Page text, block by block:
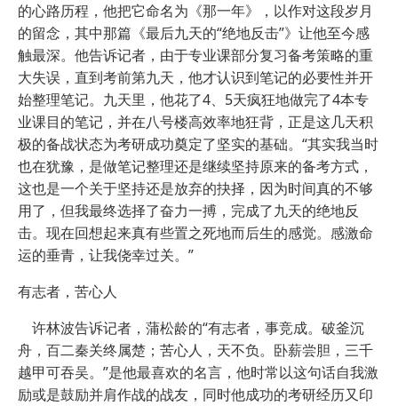
的心路历程，他把它命名为《那一年》，以作对这段岁月
的留念，其中那篇《最后九天的“绝地反击”》让他至今感
触最深。他告诉记者，由于专业课部分复习备考策略的重
大失误，直到考前第九天，他才认识到笔记的必要性并开
始整理笔记。九天里，他花了4、5天疯狂地做完了4本专
业课目的笔记，并在八号楼高效率地狂背，正是这几天积
极的备战状态为考研成功奠定了坚实的基础。“其实我当时
也在犹豫，是做笔记整理还是继续坚持原来的备考方式，
这也是一个关于坚持还是放弃的抉择，因为时间真的不够
用了，但我最终选择了奋力一搏，完成了九天的绝地反
击。现在回想起来真有些置之死地而后生的感觉。感激命
运的垂青，让我侥幸过关。”
有志者，苦心人
许林波告诉记者，蒲松龄的“有志者，事竞成。破釜沉
舟，百二秦关终属楚；苦心人，天不负。卧薪尝胆，三千
越甲可吞吴。”是他最喜欢的名言，他时常以这句话自我激
励或是鼓励并肩作战的战友，同时他成功的考研经历又印